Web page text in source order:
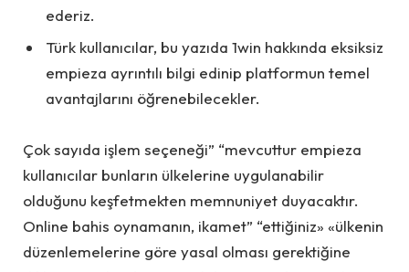
ederiz.
Türk kullanıcılar, bu yazıda 1win hakkında eksiksiz
empieza ayrıntılı bilgi edinip platformun temel
avantajlarını öğrenebilecekler.
Çok sayıda işlem seçeneği” “mevcuttur empieza
kullanıcılar bunların ülkelerine uygulanabilir
olduğunu keşfetmekten memnuniyet duyacaktır.
Online bahis oynamanın, ikamet” “ettiğiniz» «ülkenin
düzenlemelerine göre yasal olması gerektiğine